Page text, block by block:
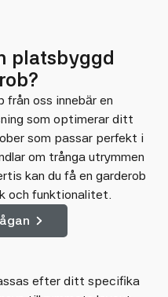
platsbyggd
från oss innebär en
som optimerar ditt
som passar perfekt i
om trånga utrymmen
kan du få en garderob
och funktionalitet.
efter ditt specifika